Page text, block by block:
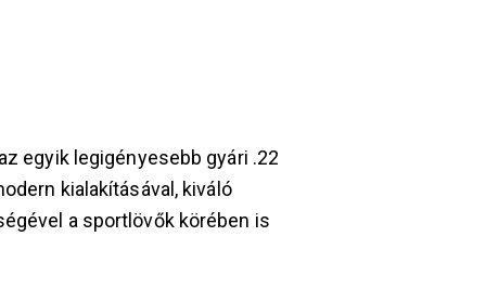
egyik legigényesebb gyári .22
kialakításával, kiváló
a sportlövők körében is